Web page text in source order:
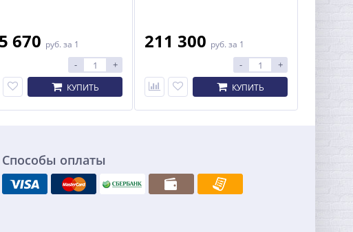
670 руб. за 1
- +
КУПИТЬ
211 300 руб. за 1
- +
КУПИТЬ
Способы оплаты